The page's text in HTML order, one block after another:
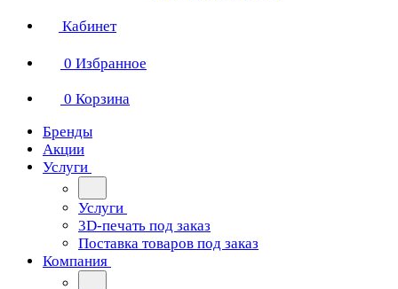
Кабинет
0 Избранное
0 Корзина
Бренды
Акции
Услуги
Услуги
3D-печать под заказ
Поставка товаров под заказ
Компания